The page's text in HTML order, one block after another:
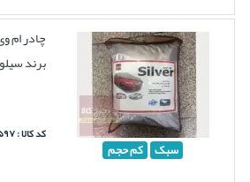
سبک کم حجم
برند
کد کالا : ۱۵۹۷